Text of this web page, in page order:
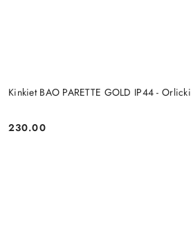
Kinkiet BAO PARETTE GOLD IP44 -
Cena:
230.00